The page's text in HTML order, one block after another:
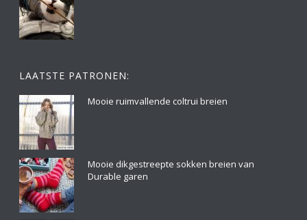
LAATSTE PATRONEN:
Mooie ruimvallende coltrui breien
Mooie dikgestreepte sokken breien van
Durable garen